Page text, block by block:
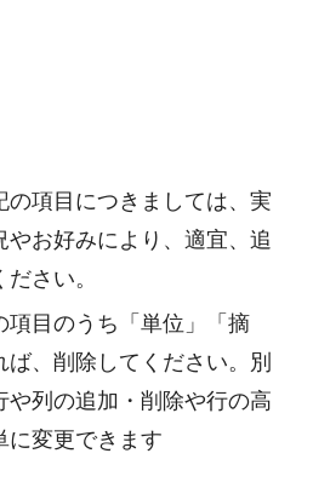
の項目につきましては、実
お好みにより、適宜、追
さい。
項目のうち「単位」「摘
、削除してください。別
列の追加・削除や行の高
に変更できます